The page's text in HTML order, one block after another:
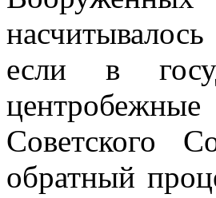
если в
Советского
обратный